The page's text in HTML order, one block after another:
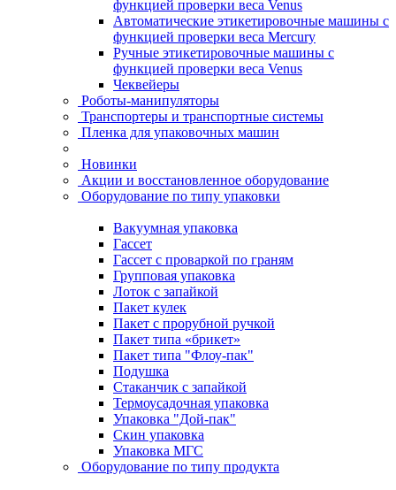
функцией проверки веса Venus
Автоматические этикетировочные машины с
функцией проверки веса Mercury
Ручные этикетировочные машины с
функцией проверки веса Venus
Чеквейеры
Роботы-манипуляторы
Транспортеры и транспортные системы
Пленка для упаковочных машин
Новинки
Акции и восстановленное оборудование
Оборудование по типу упаковки
Вакуумная упаковка
Гассет
Гассет с проваркой по граням
Групповая упаковка
Лоток с запайкой
Пакет кулек
Пакет с прорубной ручкой
Пакет типа «брикет»
Пакет типа "Флоу-пак"
Подушка
Стаканчик с запайкой
Термоусадочная упаковка
Упаковка "Дой-пак"
Скин упаковка
Упаковка МГС
Оборудование по типу продукта